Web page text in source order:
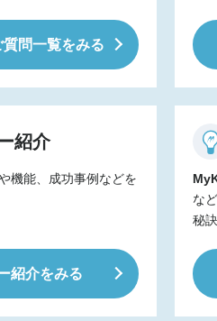
質問一覧をみる
紹介
機能、成功事例などを
紹介をみる
な
秘